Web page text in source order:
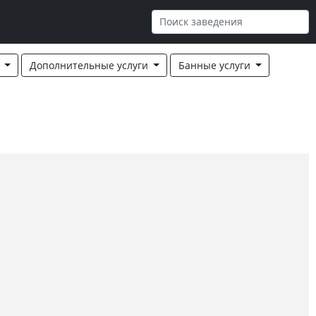
Дополнительные услуги Банные услуги